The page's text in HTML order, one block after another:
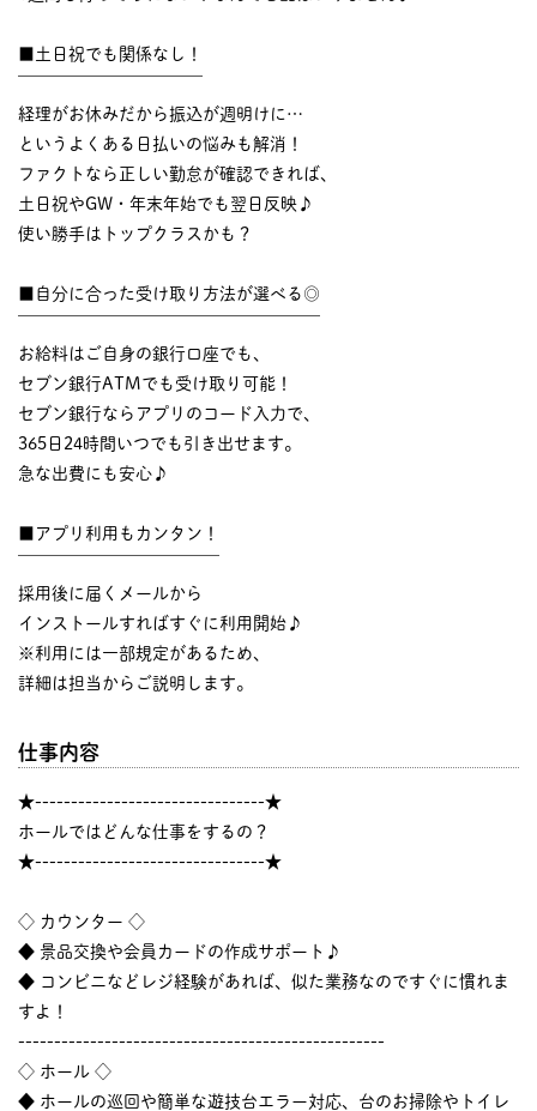
■土日祝でも関係なし！
経理がお休みだから振込が週明けに…
というよくある日払いの悩みも解消！
ファクトなら正しい勤怠が確認できれば、
土日祝やGW・年末年始でも翌日反映♪
使い勝手はトップクラスかも？
■自分に合った受け取り方法が選べる◎
お給料はご自身の銀行口座でも、
セブン銀行ATMでも受け取り可能！
セブン銀行ならアプリのコード入力で、
365日24時間いつでも引き出せます。
急な出費にも安心♪
■アプリ利用もカンタン！
採用後に届くメールから
インストールすればすぐに利用開始♪
※利用には一部規定があるため、
詳細は担当からご説明します。
仕事内容
★--------------------------------★
ホールではどんな仕事をするの？
★--------------------------------★
◇ カウンター ◇
◆ 景品交換や会員カードの作成サポート♪
◆ コンビニなどレジ経験があれば、似た業務なのですぐに慣れま
すよ！
---------------------------------------------------
◇ ホール ◇
◆ ホールの巡回や簡単な遊技台エラー対応、台のお掃除やトイレ